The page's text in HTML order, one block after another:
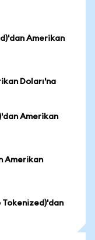
Amerikan
Doları'na
Amerikan
Amerikan
Tokenized)'dan